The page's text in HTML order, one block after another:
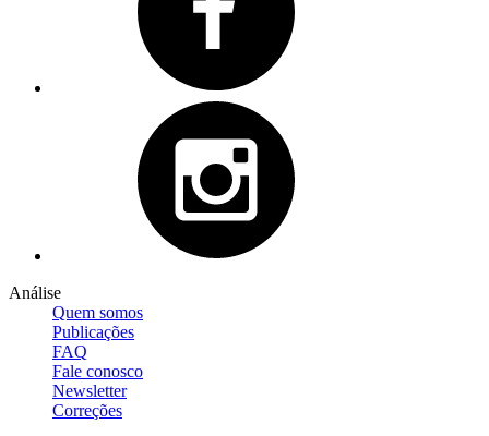
Análise
Quem somos
Publicações
FAQ
Fale conosco
Newsletter
Correções